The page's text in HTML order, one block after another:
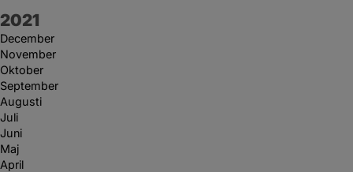
År:
2021
December
November
Oktober
September
Augusti
Juli
Juni
Maj
April